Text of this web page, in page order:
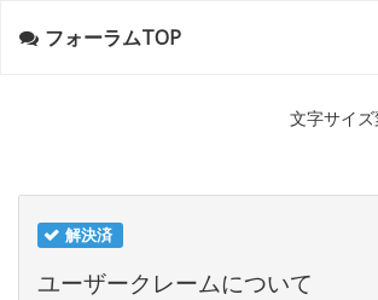
フォーラムTOP
文字サイズ
解決済
ユーザークレームについて